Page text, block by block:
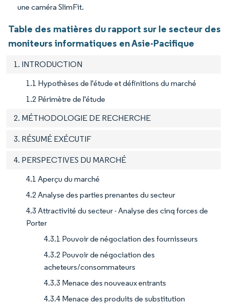
une caméra SlimFit.
Table des matières du rapport sur le secteur des
moniteurs informatiques en Asie-Pacifique
1. INTRODUCTION
1.1 Hypothèses de l'étude et définitions du marché
1.2 Périmètre de l'étude
2. MÉTHODOLOGIE DE RECHERCHE
3. RÉSUMÉ EXÉCUTIF
4. PERSPECTIVES DU MARCHÉ
4.1 Aperçu du marché
4.2 Analyse des parties prenantes du secteur
4.3 Attractivité du secteur - Analyse des cinq forces de
Porter
4.3.1 Pouvoir de négociation des fournisseurs
4.3.2 Pouvoir de négociation des
acheteurs/consommateurs
4.3.3 Menace des nouveaux entrants
4.3.4 Menace des produits de substitution